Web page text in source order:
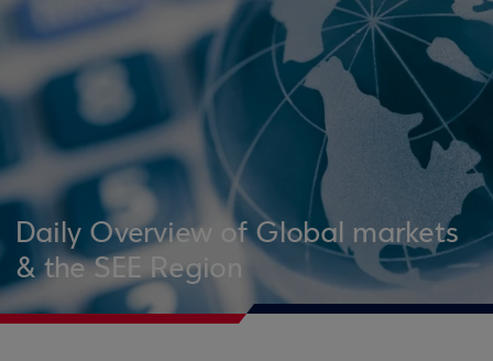
Daily Overview of Global markets
& the SEE Region